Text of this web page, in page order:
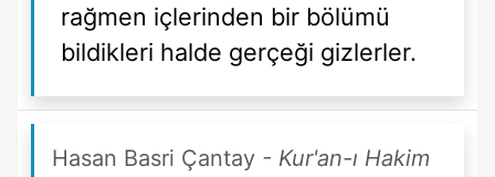
rağmen içlerinden bir bölümü
bildikleri halde gerçeği gizlerler.
Hasan Basri Çantay - Kur'an-ı Hakim